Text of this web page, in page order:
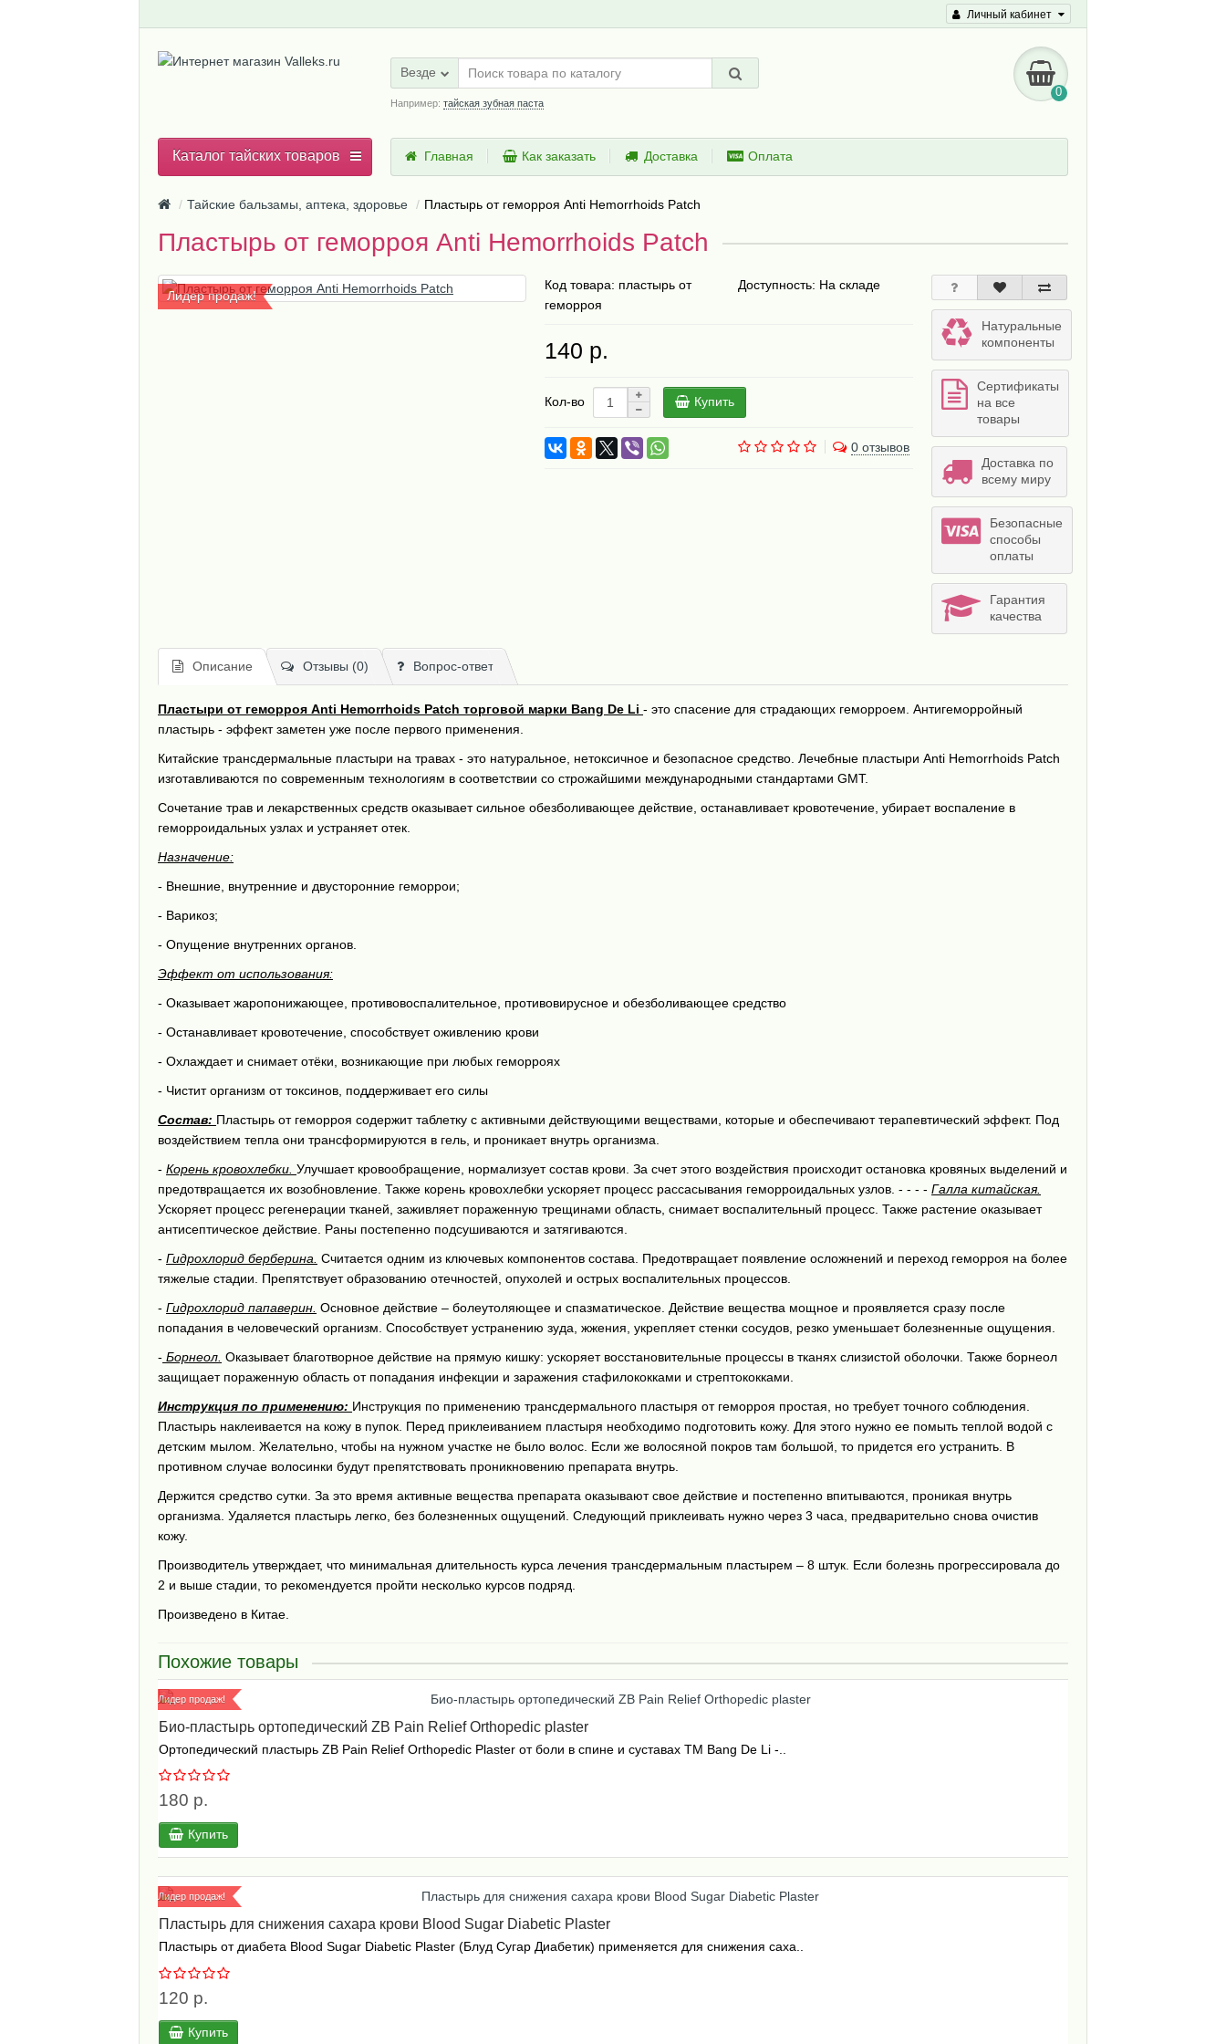
Личный кабинет
0
Везде
Например: тайская зубная паста
Главная Как заказать Доставка Оплата
Каталог тайских товаров
Тайские бальзамы, аптека, здоровье Пластырь от геморроя Anti Hemorrhoids Patch
Пластырь от геморроя Anti Hemorrhoids Patch
Лидер продаж!
Код товара: пластырь от
геморроя
Доступность: На складе
140 р.
Кол-во Купить
0 отзывов
Натуральные
компоненты
Сертификаты
на все
товары
Доставка по
всему миру
Безопасные
способы
оплаты
Гарантия
качества
Описание Отзывы (0) Вопрос-ответ
Пластыри от геморроя Anti Hemorrhoids Patch торговой марки Bang De Li - это спасение для страдающих геморроем. Антигеморройный
пластырь - эффект заметен уже после первого применения.
Китайские трансдермальные пластыри на травах - это натуральное, нетоксичное и безопасное средство. Лечебные пластыри Anti Hemorrhoids Patch
изготавливаются по современным технологиям в соответствии со строжайшими международными стандартами GMT.
Сочетание трав и лекарственных средств оказывает сильное обезболивающее действие, останавливает кровотечение, убирает воспаление в
геморроидальных узлах и устраняет отек.
Назначение:
- Внешние, внутренние и двусторонние геморрои;
- Варикоз;
- Опущение внутренних органов.
Эффект от использования:
- Оказывает жаропонижающее, противовоспалительное, противовирусное и обезболивающее средство
- Останавливает кровотечение, способствует оживлению крови
- Охлаждает и снимает отёки, возникающие при любых геморроях
- Чистит организм от токсинов, поддерживает его силы
Состав: Пластырь от геморроя содержит таблетку с активными действующими веществами, которые и обеспечивают терапевтический эффект. Под
воздействием тепла они трансформируются в гель, и проникает внутрь организма.
- Корень кровохлебки. Улучшает кровообращение, нормализует состав крови. За счет этого воздействия происходит остановка кровяных выделений и
предотвращается их возобновление. Также корень кровохлебки ускоряет процесс рассасывания геморроидальных узлов. - - - - Галла китайская.
Ускоряет процесс регенерации тканей, заживляет пораженную трещинами область, снимает воспалительный процесс. Также растение оказывает
антисептическое действие. Раны постепенно подсушиваются и затягиваются.
- Гидрохлорид берберина. Считается одним из ключевых компонентов состава. Предотвращает появление осложнений и переход геморроя на более
тяжелые стадии. Препятствует образованию отечностей, опухолей и острых воспалительных процессов.
- Гидрохлорид папаверин. Основное действие – болеутоляющее и спазматическое. Действие вещества мощное и проявляется сразу после
попадания в человеческий организм. Способствует устранению зуда, жжения, укрепляет стенки сосудов, резко уменьшает болезненные ощущения.
- Борнеол. Оказывает благотворное действие на прямую кишку: ускоряет восстановительные процессы в тканях слизистой оболочки. Также борнеол
защищает пораженную область от попадания инфекции и заражения стафилококками и стрептококками.
Инструкция по применению: Инструкция по применению трансдермального пластыря от геморроя простая, но требует точного соблюдения.
Пластырь наклеивается на кожу в пупок. Перед приклеиванием пластыря необходимо подготовить кожу. Для этого нужно ее помыть теплой водой с
детским мылом. Желательно, чтобы на нужном участке не было волос. Если же волосяной покров там большой, то придется его устранить. В
противном случае волосинки будут препятствовать проникновению препарата внутрь.
Держится средство сутки. За это время активные вещества препарата оказывают свое действие и постепенно впитываются, проникая внутрь
организма. Удаляется пластырь легко, без болезненных ощущений. Следующий приклеивать нужно через 3 часа, предварительно снова очистив
кожу.
Производитель утверждает, что минимальная длительность курса лечения трансдермальным пластырем – 8 штук. Если болезнь прогрессировала до
2 и выше стадии, то рекомендуется пройти несколько курсов подряд.
Произведено в Китае.
Похожие товары
Лидер продаж!
Био-пластырь ортопедический ZB Pain Relief Orthopedic plaster
Ортопедический пластырь ZB Pain Relief Orthopedic Plaster от боли в спине и суставах ТМ Bang De Li -..
180 р.
Купить
Лидер продаж!
Пластырь для снижения сахара крови Blood Sugar Diabetic Plaster
Пластырь от диабета Blood Sugar Diabetic Plaster (Блуд Сугар Диабетик) применяется для снижения саха..
120 р.
Купить